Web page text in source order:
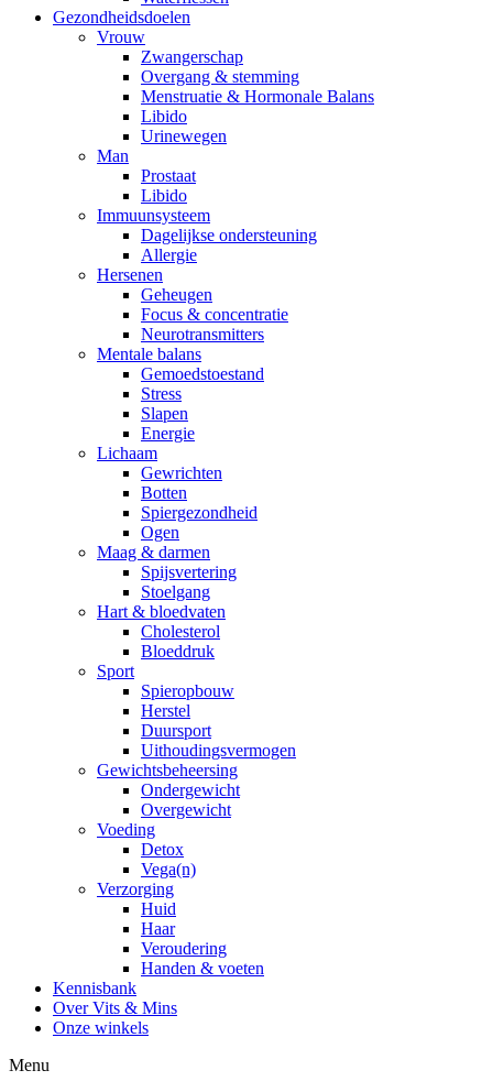
Gezondheidsdoelen
Vrouw
Zwangerschap
Overgang & stemming
Menstruatie & Hormonale Balans
Libido
Urinewegen
Man
Prostaat
Libido
Immuunsysteem
Dagelijkse ondersteuning
Allergie
Hersenen
Geheugen
Focus & concentratie
Neurotransmitters
Mentale balans
Gemoedstoestand
Stress
Slapen
Energie
Lichaam
Gewrichten
Botten
Spiergezondheid
Ogen
Maag & darmen
Spijsvertering
Stoelgang
Hart & bloedvaten
Cholesterol
Bloeddruk
Sport
Spieropbouw
Herstel
Duursport
Uithoudingsvermogen
Gewichtsbeheersing
Ondergewicht
Overgewicht
Voeding
Detox
Vega(n)
Verzorging
Huid
Haar
Veroudering
Handen & voeten
Kennisbank
Over Vits & Mins
Onze winkels
Menu